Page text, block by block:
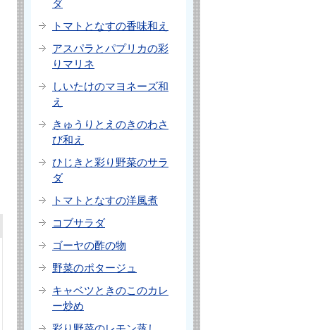
ダ
トマトとなすの香味和え
アスパラとパプリカの彩
りマリネ
しいたけのマヨネーズ和
え
きゅうりとえのきのわさ
び和え
ひじきと彩り野菜のサラ
ダ
トマトとなすの洋風煮
コブサラダ
ゴーヤの酢の物
野菜のポタージュ
キャベツときのこのカレ
ー炒め